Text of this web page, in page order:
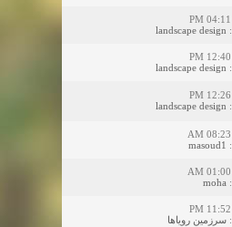
:
landscape design
:
landscape design
:
landscape design
:
masoud1
:
moha
:سرزمین رویاها